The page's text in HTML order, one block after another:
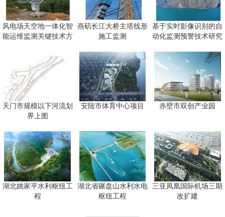
风电场天空地一体化智
能运维监测关键技术方
燕矶长江大桥主塔线形
施工监测
基于实时影像识别的自
动化监测预警技术研究
天门市规模以下河流划
界上图
安陆市体育中心项目 赤壁市双创产业园
湖北姚家平水利枢纽工
程
湖北省碾盘山水利水电
枢纽工程
三亚凤凰国际机场三期
改扩建